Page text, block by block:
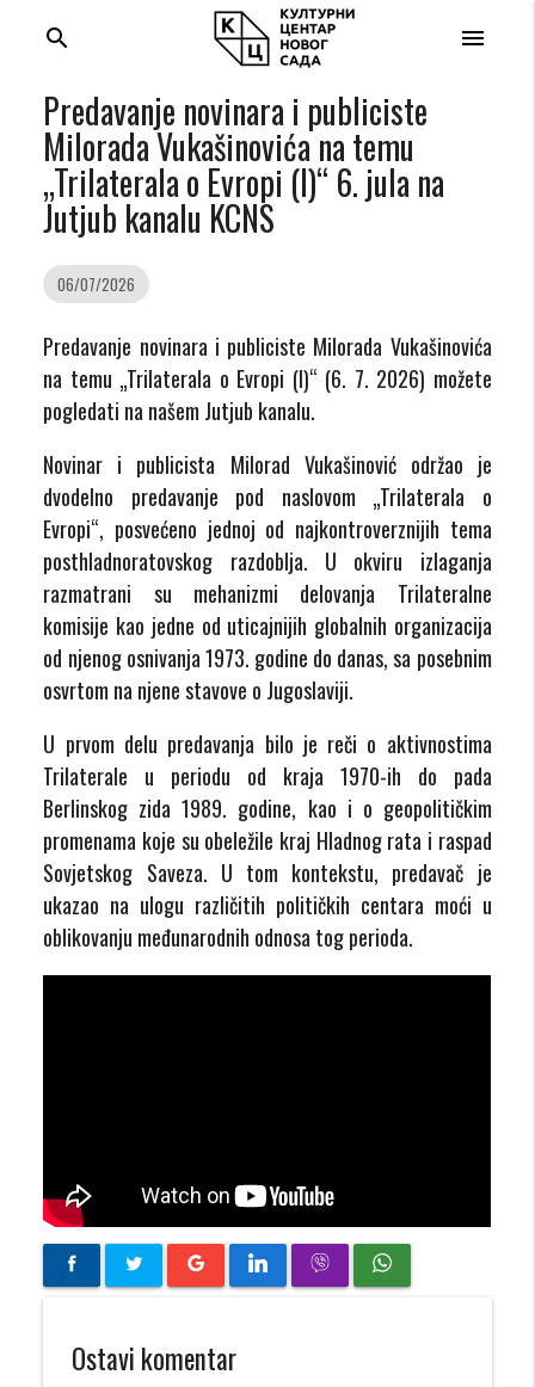
menu
search
Predavanje novinara i publiciste
Milorada Vukašinovića na temu
„Trilaterala o Evropi (I)“ 6. jula na
Jutjub kanalu KCNS
06/07/2026
Predavanje novinara i publiciste Milorada Vukašinovića
na temu „Trilaterala o Evropi (I)“ (6. 7. 2026) možete
pogledati na našem Jutjub kanalu.
Novinar i publicista Milorad Vukašinović održao je
dvodelno predavanje pod naslovom „Trilaterala o
Evropi“, posvećeno jednoj od najkontroverznijih tema
posthladnoratovskog razdoblja. U okviru izlaganja
razmatrani su mehanizmi delovanja Trilateralne
komisije kao jedne od uticajnijih globalnih organizacija
od njenog osnivanja 1973. godine do danas, sa posebnim
osvrtom na njene stavove o Jugoslaviji.
U prvom delu predavanja bilo je reči o aktivnostima
Trilaterale u periodu od kraja 1970-ih do pada
Berlinskog zida 1989. godine, kao i o geopolitičkim
promenama koje su obeležile kraj Hladnog rata i raspad
Sovjetskog Saveza. U tom kontekstu, predavač je
ukazao na ulogu različitih političkih centara moći u
oblikovanju međunarodnih odnosa tog perioda.
Ostavi komentar